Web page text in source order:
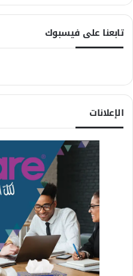
تابعنا على فيسبوك
الإعلانات